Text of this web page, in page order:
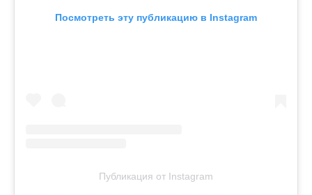
Посмотреть эту публикацию в Instagram
Публикация от Instagram